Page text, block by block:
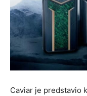
Caviar je predstavio